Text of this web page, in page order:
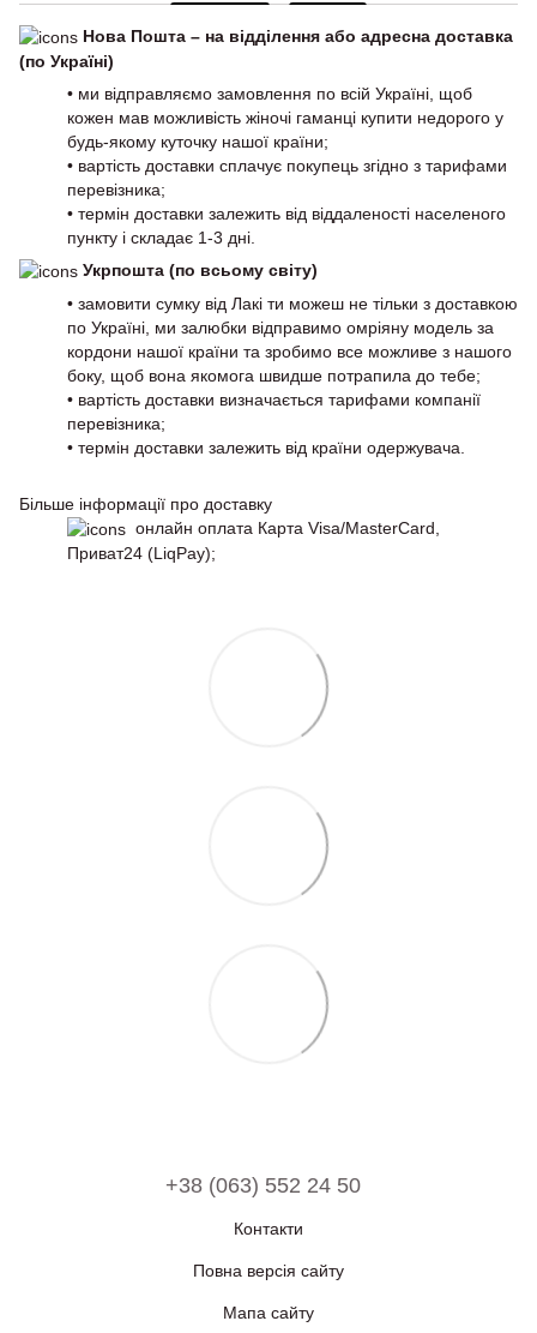
Нова Пошта – на відділення або адресна доставка
(по Україні)
• ми відправляємо замовлення по всій Україні, щоб
кожен мав можливість жіночі гаманці купити недорого у
будь-якому куточку нашої країни;
• вартість доставки сплачує покупець згідно з тарифами
перевізника;
• термін доставки залежить від віддаленості населеного
пункту і складає 1-3 дні.
Укрпошта (по всьому світу)
• замовити сумку від Лакі ти можеш не тільки з доставкою
по Україні, ми залюбки відправимо омріяну модель за
кордони нашої країни та зробимо все можливе з нашого
боку, щоб вона якомога швидше потрапила до тебе;
• вартість доставки визначається тарифами компанії
перевізника;
• термін доставки залежить від країни одержувача.
Більше інформації про доставку
онлайн оплата Карта Visa/MasterCard,
Приват24 (LiqPay);
+38 (063) 552 24 50
Контакти
Повна версія сайту
Мапа сайту